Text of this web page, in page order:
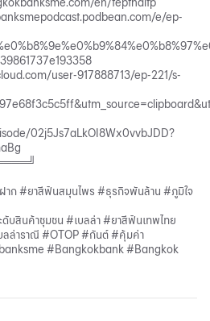
en/tepthaitp
e/ep-
user-917888713/ep-221/s-
02j5Js7aLkOI8Wx0vvbJDD?
ก #ยาสีฟันสมุนไพร #ธุรกิจพันล้าน #ภูมิใจ
บสินค้าชุมชน #เบลล่า #ยาสีฟันเทพไทย
ล่าราณี #OTOP #กันต์ #คุ้มค่า
#Bangkokbank #Bangkok